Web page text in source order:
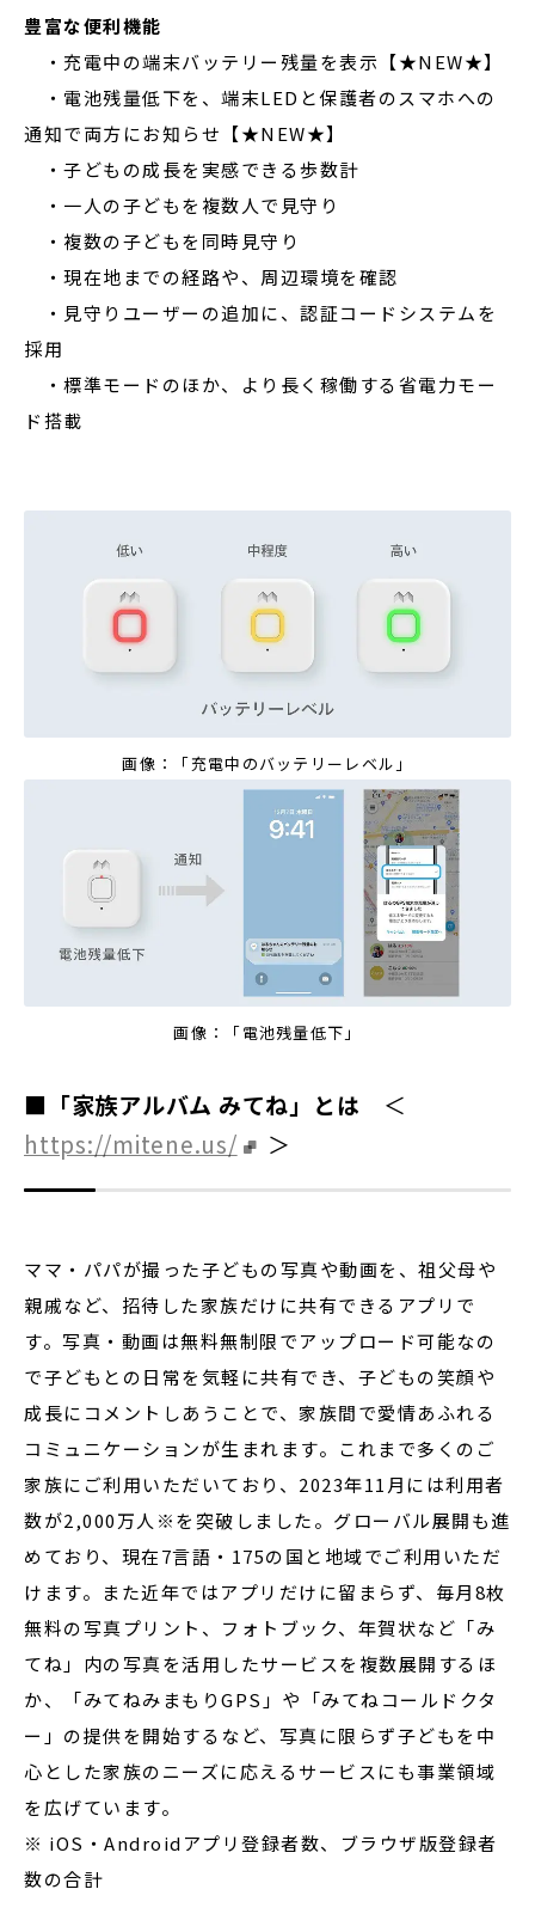
豊富な便利機能
・充電中の端末バッテリー残量を表示【★NEW★】
・電池残量低下を、端末LEDと保護者のスマホへの
通知で両方にお知らせ【★NEW★】
・子どもの成長を実感できる歩数計
・一人の子どもを複数人で見守り
・複数の子どもを同時見守り
・現在地までの経路や、周辺環境を確認
・見守りユーザーの追加に、認証コードシステムを
採用
・標準モードのほか、より長く稼働する省電力モー
ド搭載
画像：「充電中のバッテリーレベル」
画像：「電池残量低下」
■「家族アルバム みてね」とは ＜
https://mitene.us/
＞
ママ・パパが撮った子どもの写真や動画を、祖父母や
親戚など、招待した家族だけに共有できるアプリで
す。写真・動画は無料無制限でアップロード可能なの
で子どもとの日常を気軽に共有でき、子どもの笑顔や
成長にコメントしあうことで、家族間で愛情あふれる
コミュニケーションが生まれます。これまで多くのご
家族にご利用いただいており、2023年11月には利用者
数が2,000万人※を突破しました。グローバル展開も進
めており、現在7言語・175の国と地域でご利用いただ
けます。また近年ではアプリだけに留まらず、毎月8枚
無料の写真プリント、フォトブック、年賀状など「み
てね」内の写真を活用したサービスを複数展開するほ
か、「みてねみまもりGPS」や「みてねコールドクタ
ー」の提供を開始するなど、写真に限らず子どもを中
心とした家族のニーズに応えるサービスにも事業領域
を広げています。
※ iOS・Androidアプリ登録者数、ブラウザ版登録者
数の合計